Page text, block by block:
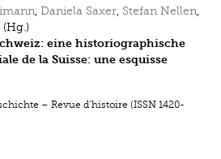
, Daniela Saxer, Stefan Nellen,
(Hg.)
eine historiographische
de la Suisse: une esquisse
– Revue d’histoire (ISSN 1420-